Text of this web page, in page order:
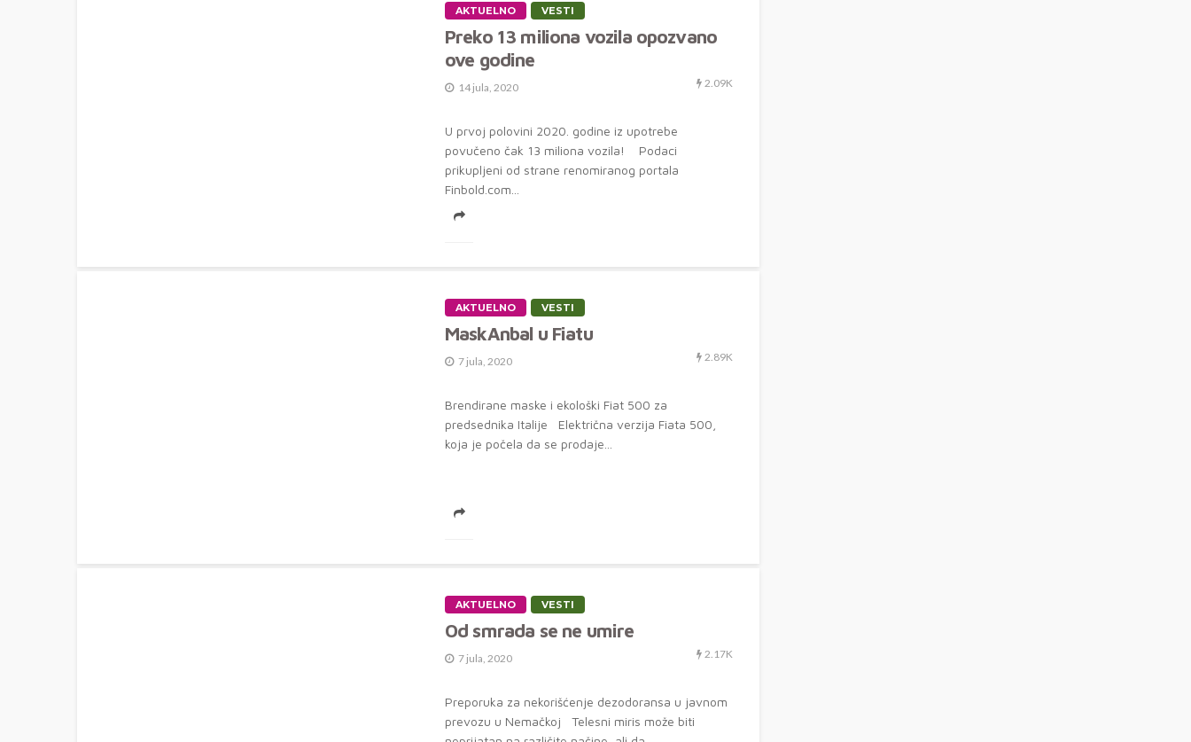
AKTUELNO VESTI
Preko 13 miliona vozila opozvano
ove godine
14 jula, 2020 2.09K
U prvoj polovini 2020. godine iz upotrebe
povučeno čak 13 miliona vozila! Podaci
prikupljeni od strane renomiranog portala
Finbold.com...
AKTUELNO VESTI
MaskAnbal u Fiatu
7 jula, 2020 2.89K
Brendirane maske i ekološki Fiat 500 za
predsednika Italije Električna verzija Fiata 500,
koja je počela da se prodaje...
AKTUELNO VESTI
Od smrada se ne umire
7 jula, 2020 2.17K
Preporuka za nekorišćenje dezodoransa u javnom
prevozu u Nemačkoj Telesni miris može biti